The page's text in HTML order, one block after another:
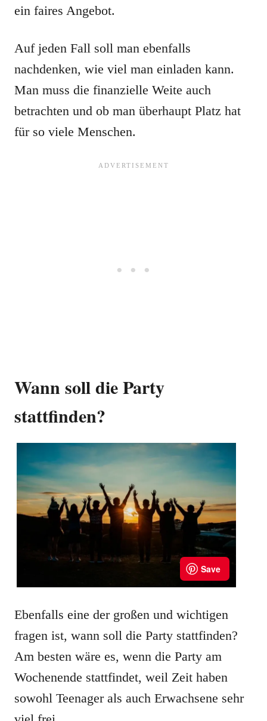
ein faires Angebot.
Auf jeden Fall soll man ebenfalls
nachdenken, wie viel man einladen kann.
Man muss die finanzielle Weite auch
betrachten und ob man überhaupt Platz hat
für so viele Menschen.
Wann soll die Party
stattfinden?
Ebenfalls eine der großen und wichtigen
fragen ist, wann soll die Party stattfinden?
Am besten wäre es, wenn die Party am
Wochenende stattfindet, weil Zeit haben
sowohl Teenager als auch Erwachsene sehr